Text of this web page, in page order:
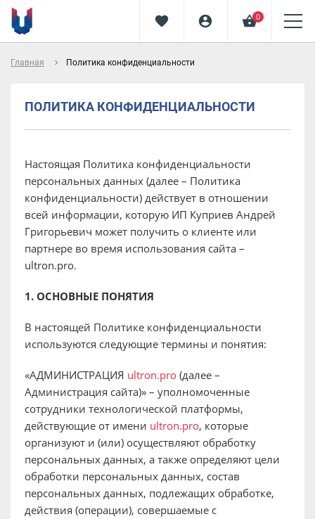
favorite account_circle shopping_basket0
Главная navigate_next Политика конфиденциальности
ПОЛИТИКА КОНФИДЕНЦИАЛЬНОСТИ
Настоящая Политика конфиденциальности
персональных данных (далее – Политика
конфиденциальности) действует в отношении
всей информации, которую ИП Куприев Андрей
Григорьевич может получить о клиенте или
партнере во время использования сайта –
ultron.pro.
1. ОСНОВНЫЕ ПОНЯТИЯ
В настоящей Политике конфиденциальности
используются следующие термины и понятия:
«АДМИНИСТРАЦИЯ ultron.pro (далее –
Администрация сайта)» – уполномоченные
сотрудники технологической платформы,
действующие от имени ultron.pro, которые
организуют и (или) осуществляют обработку
персональных данных, а также определяют цели
обработки персональных данных, состав
персональных данных, подлежащих обработке,
действия (операции), совершаемые с